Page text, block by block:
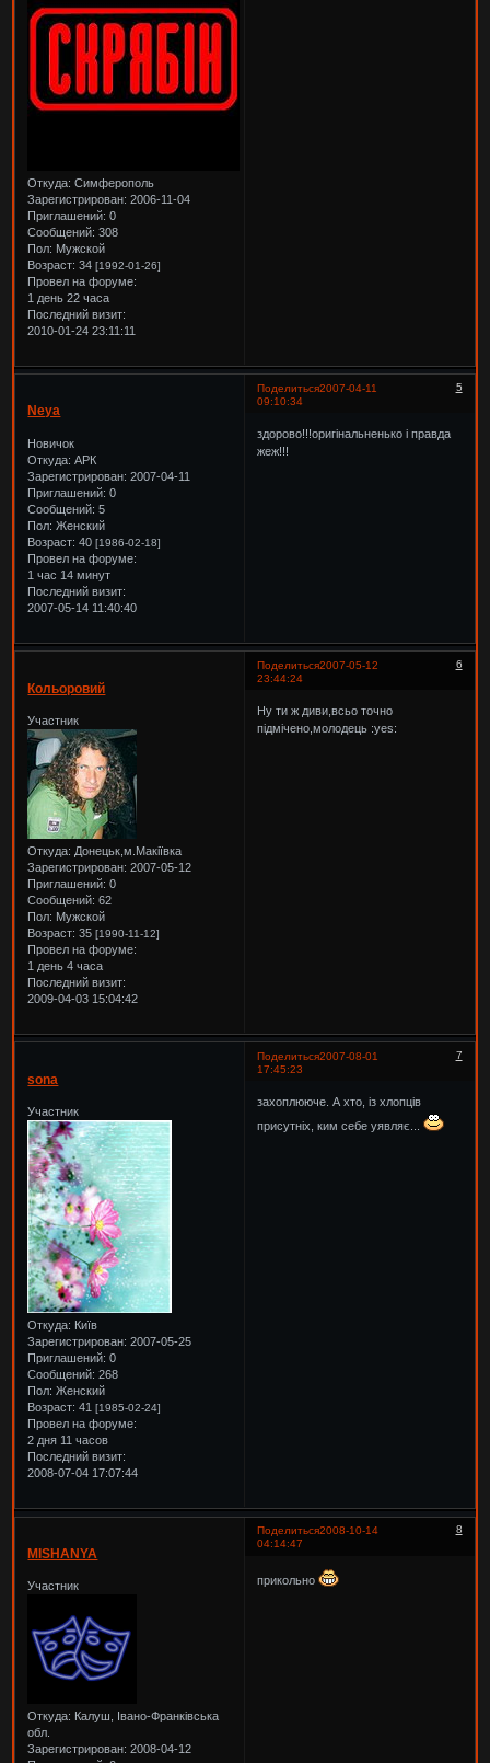
Откуда: Симферополь
Зарегистрирован: 2006-11-04
Приглашений: 0
Сообщений: 308
Пол: Мужской
Возраст: 34[1992-01-26]
Провел на форуме:
1 день 22 часа
Последний визит:
2010-01-24 23:11:11
Поделиться 5
2007-04-11
09:10:34
Neya
Новичок
Откуда: АРК
Зарегистрирован: 2007-04-11
Приглашений: 0
Сообщений: 5
Пол: Женский
Возраст: 40[1986-02-18]
Провел на форуме:
1 час 14 минут
Последний визит:
2007-05-14 11:40:40
здорово!!!оригінальненько і правда
жеж!!!
Поделиться 6
2007-05-12
23:44:24
Кольоровий
Участник
Откуда: Донецьк,м.Макіївка
Зарегистрирован: 2007-05-12
Приглашений: 0
Сообщений: 62
Пол: Мужской
Возраст: 35[1990-11-12]
Провел на форуме:
1 день 4 часа
Последний визит:
2009-04-03 15:04:42
Ну ти ж диви,всьо точно
підмічено,молодець :yes:
Поделиться 7
2007-08-01
17:45:23
sona
Участник
Откуда: Київ
Зарегистрирован: 2007-05-25
Приглашений: 0
Сообщений: 268
Пол: Женский
Возраст: 41[1985-02-24]
Провел на форуме:
2 дня 11 часов
Последний визит:
2008-07-04 17:07:44
захоплююче. А хто, із хлопців
присутніх, ким себе уявляє...
Поделиться 8
2008-10-14
04:14:47
MISHANYA
Участник
Откуда: Калуш, Івано-Франківська
обл.
Зарегистрирован: 2008-04-12
прикольно